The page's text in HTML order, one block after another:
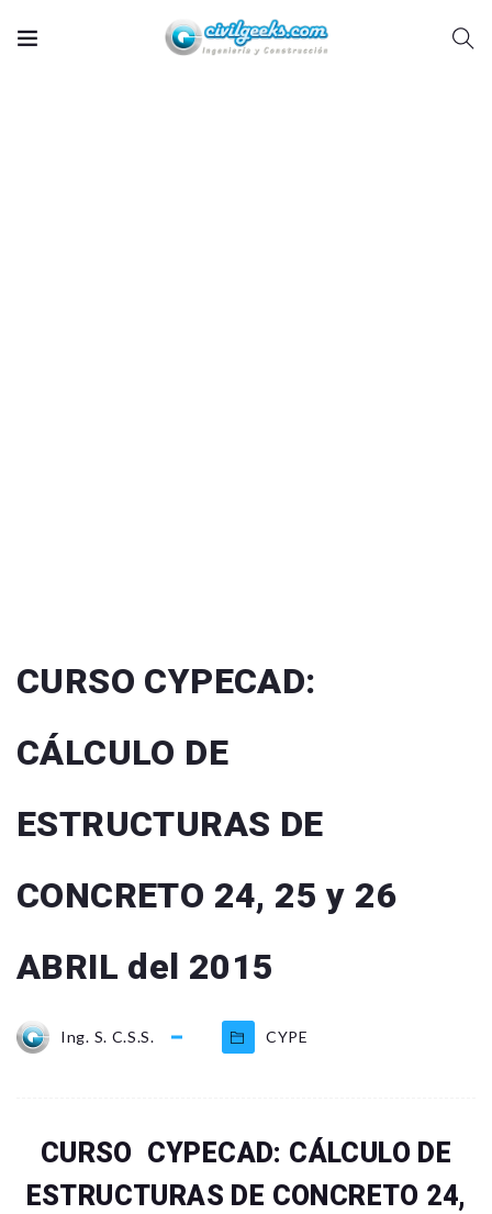
CURSO CYPECAD:
CÁLCULO DE
ESTRUCTURAS DE
CONCRETO 24, 25 y 26
ABRIL del 2015
Ing. S. C.S.S. CYPE
CURSO CYPECAD: CÁLCULO DE
ESTRUCTURAS DE CONCRETO 24,